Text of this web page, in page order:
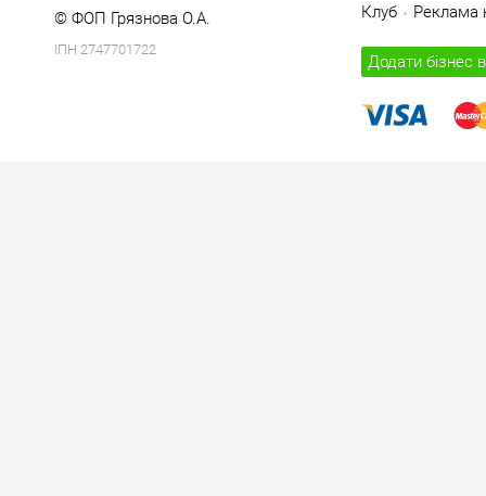
© ФОП Грязнова О.А.
ІПН 2747701722
Клуб
Реклама
Додати бізнес